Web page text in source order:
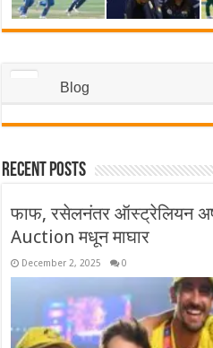
Blog
Recent Posts
फाफ, रसेलनंतर ऑस्ट्रेलियन
Auction मधून माघार
December 2, 2025 0